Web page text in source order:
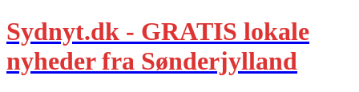
Sydnyt.dk - GRATIS lokale
nyheder fra Sønderjylland